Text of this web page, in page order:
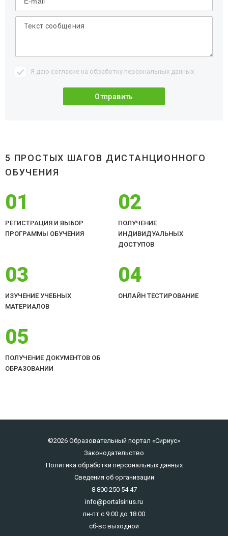
Я даю согласие на обработку персональных данных
5 ПРОСТЫХ ШАГОВ ДИСТАНЦИОННОГО
ОБУЧЕНИЯ
01
РЕГИСТРАЦИЯ И ВЫБОР
ПРОГРАММЫ ОБУЧЕНИЯ
02
ПОЛУЧЕНИЕ
ИНДИВИДУАЛЬНЫХ
ДОСТУПОВ
03
ИЗУЧЕНИЕ УЧЕБНЫХ
МАТЕРИАЛОВ
04
ОНЛАЙН ТЕСТИРОВАНИЕ
05
ПОЛУЧЕНИЕ ДОКУМЕНТОВ ОБ
ОБРАЗОВАНИИ
©2026 Образовательный портал «Сириус»
Законодательство
Политика обработки персональных данных
Сведения об организации
8 800 250 54 47
info@portalsirius.ru
пн-пт с 9.00 до 18.00
сб-вс выходной